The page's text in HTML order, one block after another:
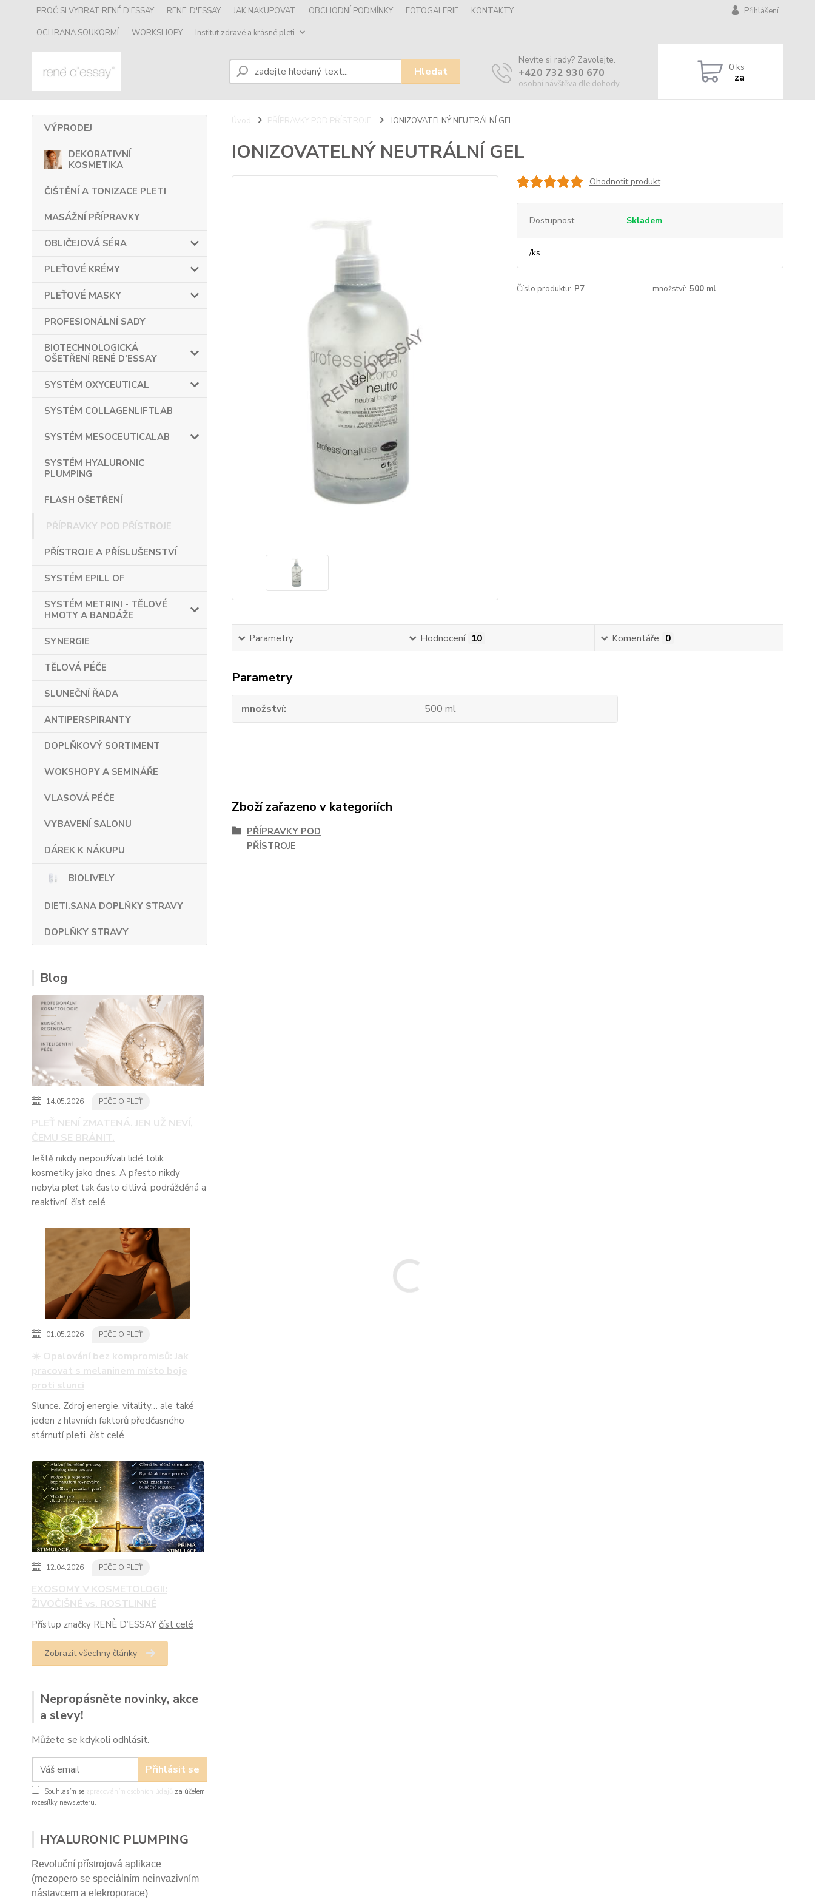
PROČ SI VYBRAT RENÉ D'ESSAY RENE' D'ESSAY JAK NAKUPOVAT OBCHODNÍ PODMÍNKY FOTOGALERIE
KONTAKTY
OCHRANA SOUKORMÍ
WORKSHOPY Institut zdravé a krásné pleti
Přihlášení
Hledat
Nevíte si rady? Zavolejte.
+420 732 930 670
osobní návštěva dle dohody
0 ks
za
VÝPRODEJ
DEKORATIVNÍ
KOSMETIKA
ČIŠTĚNÍ A TONIZACE PLETI
MASÁŽNÍ PŘÍPRAVKY
OBLIČEJOVÁ SÉRA
PLEŤOVÉ KRÉMY
PLEŤOVÉ MASKY
PROFESIONÁLNÍ SADY
BIOTECHNOLOGICKÁ
OŠETŘENÍ RENÉ D’ESSAY
SYSTÉM OXYCEUTICAL
SYSTÉM COLLAGENLIFTLAB
SYSTÉM MESOCEUTICALAB
SYSTÉM HYALURONIC
PLUMPING
FLASH OŠETŘENÍ
PŘÍPRAVKY POD PŘÍSTROJE
PŘÍSTROJE A PŘÍSLUŠENSTVÍ
SYSTÉM EPILL OF
SYSTÉM METRINI - TĚLOVÉ
HMOTY A BANDÁŽE
SYNERGIE
TĚLOVÁ PÉČE
SLUNEČNÍ ŘADA
ANTIPERSPIRANTY
DOPLŇKOVÝ SORTIMENT
WOKSHOPY A SEMINÁŘE
VLASOVÁ PÉČE
VYBAVENÍ SALONU
DÁREK K NÁKUPU
BIOLIVELY
DIETI.SANA DOPLŇKY STRAVY
DOPLŇKY STRAVY
Blog
14.05.2026 PÉČE O PLEŤ
PLEŤ NENÍ ZMATENÁ. JEN UŽ NEVÍ,
ČEMU SE BRÁNIT.
Ještě nikdy nepoužívali lidé tolik
kosmetiky jako dnes. A přesto nikdy
nebyla pleť tak často citlivá, podrážděná a
reaktivní. číst celé
01.05.2026 PÉČE O PLEŤ
☀️ Opalování bez kompromisů: Jak
pracovat s melaninem místo boje
proti slunci
Slunce. Zdroj energie, vitality… ale také
jeden z hlavních faktorů předčasného
stárnutí pleti. číst celé
12.04.2026 PÉČE O PLEŤ
EXOSOMY V KOSMETOLOGII:
ŽIVOČIŠNÉ vs. ROSTLINNÉ
Přístup značky RENÈ D’ESSAY číst celé
Zobrazit všechny články
Nepropásněte novinky, akce
a slevy!
Můžete se kdykoli odhlásit.
Přihlásit se
Souhlasím se zpracováním osobních údajů
za účelem
rozesílky newsletteru.
HYALURONIC PLUMPING
Revoluční přístrojová aplikace
(mezopero se speciálním neinvazivním
nástavcem a elekroporace)
Úvod PŘÍPRAVKY POD PŘÍSTROJE IONIZOVATELNÝ NEUTRÁLNÍ GEL
IONIZOVATELNÝ NEUTRÁLNÍ GEL
Ohodnotit produkt
Dostupnost Skladem
/ks
Číslo produktu: P7 množství: 500 ml
Parametry Hodnocení 10 Komentáře 0
Parametry
množství 500 ml
Zboží zařazeno v kategoriích
PŘÍPRAVKY POD
PŘÍSTROJE